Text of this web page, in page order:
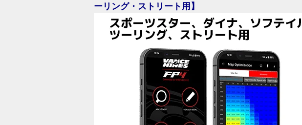
ーリング・ストリート用】